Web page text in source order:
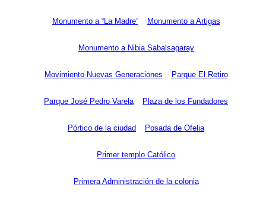
Monumento a “La Madre” Monumento a Artigas
Monumento a Nibia Sabalsagaray
Movimiento Nuevas Generaciones Parque El Retiro
Parque José Pedro Varela Plaza de los Fundadores
Pórtico de la ciudad Posada de Ofelia
Primer templo Católico
Primera Administración de la colonia